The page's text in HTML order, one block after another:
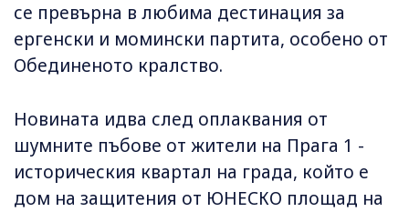
се превърна в любима дестинация за
ергенски и момински партита, особено от
Обединеното кралство.
Новината идва след оплаквания от
шумните пъбове от жители на Прага 1 -
историческия квартал на града, който е
дом на защитения от ЮНЕСКО площад на